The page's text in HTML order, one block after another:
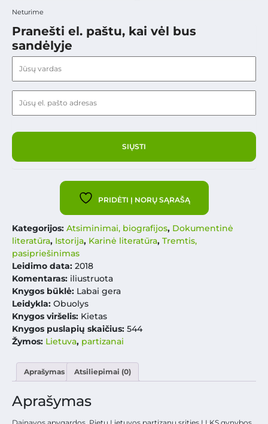
Neturime
Pranešti el. paštu, kai vėl bus
sandėlyje
PRIDĖTI Į NORŲ SĄRAŠĄ
Kategorijos: Atsiminimai, biografijos, Dokumentinė
literatūra, Istorija, Karinė literatūra, Tremtis,
pasipriešinimas
Leidimo data: 2018
Komentaras: iliustruota
Knygos būklė: Labai gera
Leidykla: Obuolys
Knygos viršelis: Kietas
Knygos puslapių skaičius: 544
Žymos: Lietuva, partizanai
Aprašymas Atsiliepimai (0)
Aprašymas